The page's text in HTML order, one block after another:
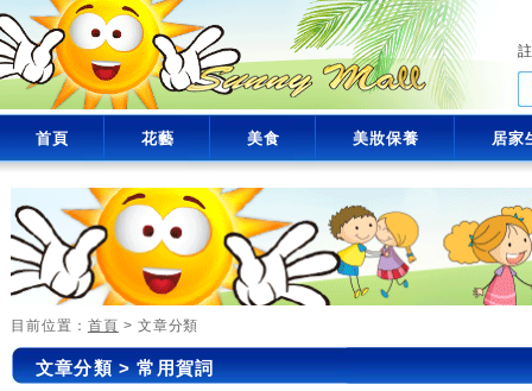
首頁 花藝 美食 美妝保養 居家
目前位置： 首頁 > 文章分類
文章分類>常用賀詞